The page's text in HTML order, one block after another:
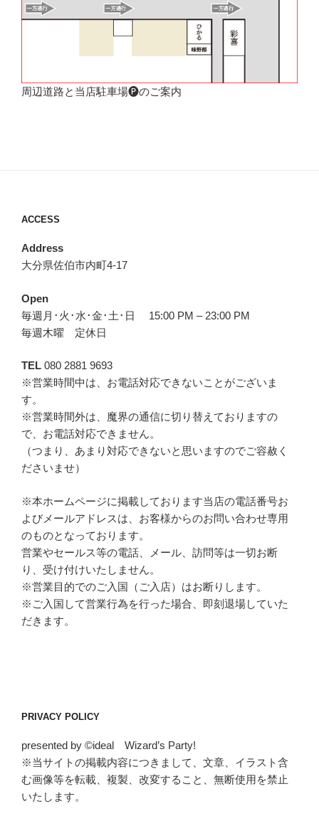
周辺道路と当店駐車場🅟のご案内
ACCESS
Address
大分県佐伯市内町4-17
Open
毎週月･火･水･金･土･日 15:00 PM – 23:00 PM
毎週木曜 定休日
TEL 080 2881 9693
※営業時間中は、お電話対応できないことがございま
す。
※営業時間外は、魔界の通信に切り替えておりますの
で、お電話対応できません。
（つまり、あまり対応できないと思いますのでご容赦く
ださいませ）
※本ホームページに掲載しております当店の電話番号お
よびメールアドレスは、お客様からのお問い合わせ専用
のものとなっております。
営業やセールス等の電話、メール、訪問等は一切お断
り、受け付けいたしません。
※営業目的でのご入国（ご入店）はお断りします。
※ご入国して営業行為を行った場合、即刻退場していた
だきます。
PRIVACY POLICY
presented by ©ideal Wizard’s Party!
※当サイトの掲載内容につきまして、文章、イラスト含
む画像等を転載、複製、改変すること、無断使用を禁止
いたします。